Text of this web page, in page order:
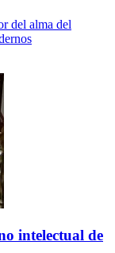
del alma del
intelectual de